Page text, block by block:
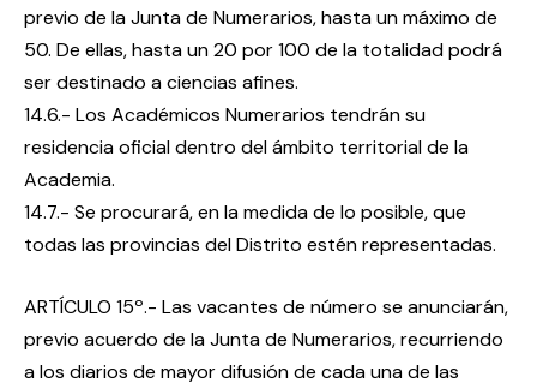
previo de la Junta de Numerarios, hasta un máximo de
50. De ellas, hasta un 20 por 100 de la totalidad podrá
ser destinado a ciencias afines.
14.6.- Los Académicos Numerarios tendrán su
residencia oficial dentro del ámbito territorial de la
Academia.
14.7.- Se procurará, en la medida de lo posible, que
todas las provincias del Distrito estén representadas.
ARTÍCULO 15º.- Las vacantes de número se anunciarán,
previo acuerdo de la Junta de Numerarios, recurriendo
a los diarios de mayor difusión de cada una de las